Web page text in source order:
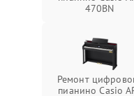
470BN
Ремонт
пианино Casio